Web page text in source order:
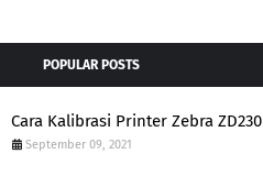
POPULAR POSTS
Cara Kalibrasi Printer Zebra ZD230
September 09, 2021